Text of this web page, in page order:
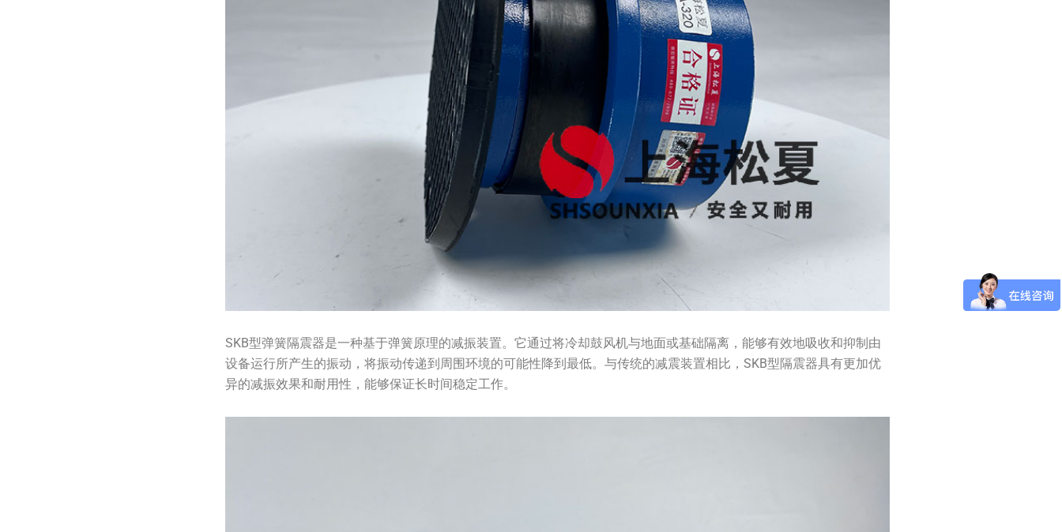
SKB型弹簧隔震器是一种基于弹簧原理的减振装置。它通过将冷却鼓风机与地面或基础隔离，能够有效地吸收和抑制由
设备运行所产生的振动，将振动传递到周围环境的可能性降到最低。与传统的减震装置相比，SKB型隔震器具有更加优
异的减振效果和耐用性，能够保证长时间稳定工作。